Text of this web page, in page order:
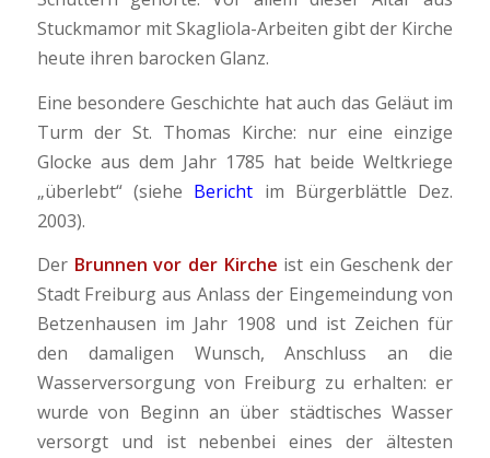
Stuckmamor mit Skagliola-Arbeiten gibt der Kirche
heute ihren barocken Glanz.
Eine besondere Geschichte hat auch das Geläut im
Turm der St. Thomas Kirche: nur eine einzige
Glocke aus dem Jahr 1785 hat beide Weltkriege
„überlebt“ (siehe Bericht im Bürgerblättle Dez.
2003).
Der Brunnen vor der Kirche ist ein Geschenk der
Stadt Freiburg aus Anlass der Eingemeindung von
Betzenhausen im Jahr 1908 und ist Zeichen für
den damaligen Wunsch, Anschluss an die
Wasserversorgung von Freiburg zu erhalten: er
wurde von Beginn an über städtisches Wasser
versorgt und ist nebenbei eines der ältesten